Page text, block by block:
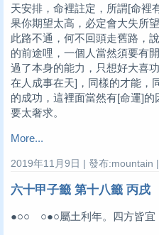
天安排，命裡註定，所謂[命裡
果你期望太高，必定會大失所
此路不通，何不回頭走舊路，
的前途哩，一個人當然須要有
過了本身的能力，只想好大喜
在人成事在天]，同樣的才能，
的成功，這裡面當然有[命運]
要太奢求。
More...
2019年11月9日 | 發布:mountain
六十甲子籤 第十八籤 丙戌
●○○ ○●○屬土利年。四方皆宜